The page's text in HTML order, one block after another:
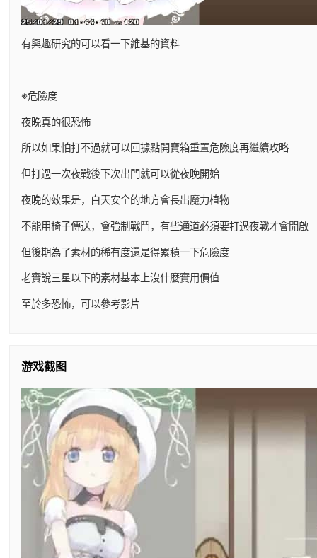
有興趣研究的可以看一下維基的資料
※危險度
夜晚真的很恐怖
所以如果怕打不過就可以回據點開寶箱重置危險度再繼續攻略
但打過一次夜戰後下次出門就可以從夜晚開始
夜晚的效果是，白天安全的地方會長出魔力植物
不能用椅子傳送，會強制戰鬥，有些通道必須要打過夜戰才會開啟
但後期為了素材的稀有度還是得累積一下危險度
老實說三星以下的素材基本上沒什麼實用價值
至於多恐怖，可以參考影片
游戏截图